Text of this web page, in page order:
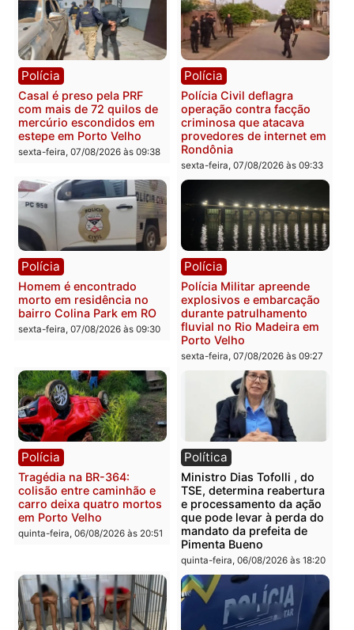
Polícia
2 MILHÕES – Unnesa
apresenta documentos
que comprovam
transparência e legalidade
na operação alvo da PF
sexta-feira, 07/08/2026 às 12:24
Polícia
Polícia Federal apreende
400 quilos de drogas e
prende motorista em RO
sexta-feira, 07/08/2026 às
Polícia
Casal é preso pela PRF
com mais de 72 quilos de
sexta-feira, 07/08/2026 às 09:38
Polícia
Polícia Civil deflagra
operação contra facção
criminosa que atacava
provedores de internet
Rondônia
sexta-feira, 07/08/2026 às
Polícia
Homem é encontrado
morto em residência no
sexta-feira, 07/08/2026 às 09:30
Polícia
Polícia Militar apreende
explosivos e
durante patrulhamento
fluvial no Rio Madeira em
Porto Velho
sexta-feira, 07/08/2026 às